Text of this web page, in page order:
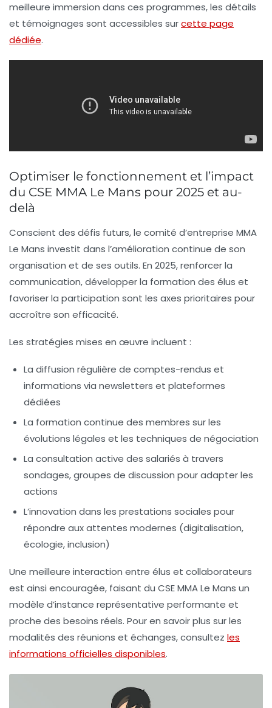
meilleure immersion dans ces programmes, les détails
et témoignages sont accessibles surcette page
dédiée.
Optimiser le fonctionnement et l’impact
du CSE MMA Le Mans pour 2025 et au-
delà
Conscient des défis futurs, le comité d’entreprise MMA
Le Mans investit dans l’amélioration continue de son
organisation et de ses outils. En 2025, renforcer la
communication, développer la formation des élus et
favoriser la participation sont les axes prioritaires pour
accroître son efficacité.
Les stratégies mises en œuvre incluent :
La diffusion régulière de comptes-rendus et
informations via newsletters et plateformes
dédiées
La formation continue des membres sur les
évolutions légales et les techniques de négociation
La consultation active des salariés à travers
sondages, groupes de discussion pour adapter les
actions
L’innovation dans les prestations sociales pour
répondre aux attentes modernes (digitalisation,
écologie, inclusion)
Une meilleure interaction entre élus et collaborateurs
est ainsi encouragée, faisant du CSE MMA Le Mans un
modèle d’instance représentative performante et
proche des besoins réels. Pour en savoir plus sur les
modalités des réunions et échanges, consultez les
informations officielles disponibles.